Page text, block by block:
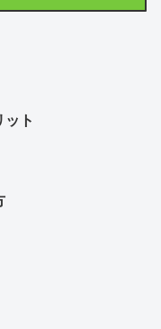
ト